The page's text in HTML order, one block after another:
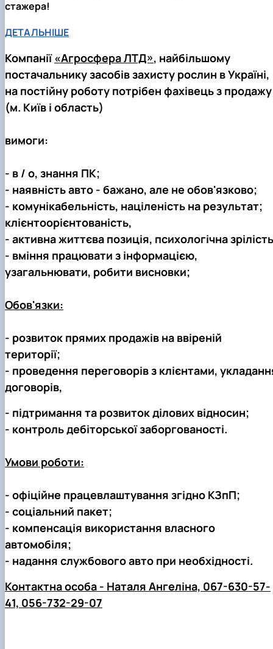
Кафедра технології зберігання, переробки та
Вчена рада агробіологічного факультету
Колегіальні органи
Рада роботодавців агробіологічного
факультету
Рада аспірантів агробіологічного
ґрунтознавства агробіологічного факульт…
стажера!
ДЕТАЛЬНІШЕ
Компанії«Агросфера ЛТД», найбільшому
постачальнику засобів захисту рослин в Україні,
на постійну роботу потрібен фахівець з продажу
(м. Київ і область)
вимоги:
- в / о, знання ПК;
- наявність авто - бажано, але не обов'язково;
- комунікабельність, націленість на результат;
клієнтоорієнтованість,
- активна життєва позиція, психологічна
- вміння працювати з інформацією,
узагальнювати, робити висновки;
Обов'язки:
- розвиток прямих продажів на ввіреній
території;
- проведення переговорів з клієнтами,
договорів,
- підтримання та розвиток ділових відносин;
- контроль дебіторської заборгованості.
Умови роботи:
- офіційне працевлаштування згідно КЗпП;
- соціальний пакет;
- компенсація використання власного
автомобіля;
- надання службового авто при необхідності.
Контактна особа - Наталя Ангеліна, 067-630-57-
41, 056-732-29-07